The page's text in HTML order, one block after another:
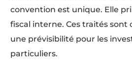
convention est unique. Elle
fiscal interne. Ces traités sont
une prévisibilité pour les
particuliers.